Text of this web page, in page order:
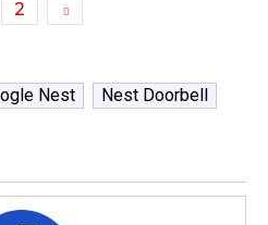
2
Nest Nest Doorbell